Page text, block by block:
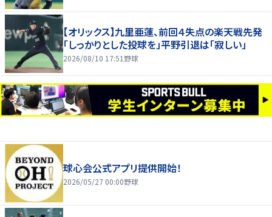
【オリックス】九里亜蓮、前回４失点の楽天戦先発
「しっかりとした投球を」平野引退は「寂しい」
2026/08/10 17:51 野球
球心会公式アプリ提供開始！
2026/05/27 00:00野球